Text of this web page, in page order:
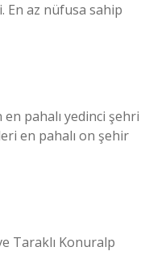
En az nüfusa sahip
pahalı yedinci şehri
en pahalı on şehir
Taraklı Konuralp